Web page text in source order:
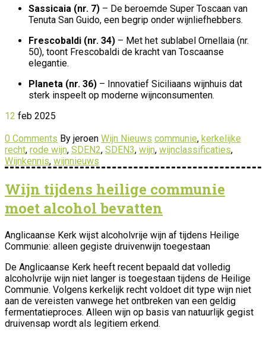
Sassicaia (nr. 7) – De beroemde Super Toscaan van
Tenuta San Guido, een begrip onder wijnliefhebbers.
Frescobaldi (nr. 34) – Met het sublabel Ornellaia (nr.
50), toont Frescobaldi de kracht van Toscaanse
elegantie.
Planeta (nr. 36) – Innovatief Siciliaans wijnhuis dat
sterk inspeelt op moderne wijnconsumenten.
12 feb 2025
0 Comments By jeroen Wijn Nieuws communie, kerkelijke
recht, rode wijn, SDEN2, SDEN3, wijn, wijnclassificaties,
Wijnkennis, wijnnieuws
Wijn tijdens heilige communie
moet alcohol bevatten
Anglicaanse Kerk wijst alcoholvrije wijn af tijdens Heilige
Communie: alleen gegiste druivenwijn toegestaan
De Anglicaanse Kerk heeft recent bepaald dat volledig
alcoholvrije wijn niet langer is toegestaan tijdens de Heilige
Communie. Volgens kerkelijk recht voldoet dit type wijn niet
aan de vereisten vanwege het ontbreken van een geldig
fermentatieproces. Alleen wijn op basis van natuurlijk gegist
druivensap wordt als legitiem erkend.